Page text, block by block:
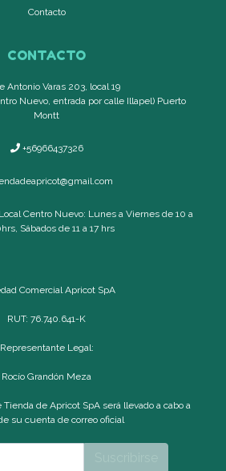
Contacto
CONTACTO
Antonio Varas 203, local 19
Nuevo, entrada por calle Illapel) Puerto
Montt
+56966437326
Centro Nuevo: Lunes a Viernes de 10 a
Sábados de 11 a 17 hrs
Comercial Apricot SpA
RUT: 76.740.641-K
Representante Legal:
Rocío Grandón Meza
Tienda de Apricot SpA será llevado a cabo a
su cuenta de correo oficial